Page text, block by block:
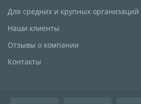
Для средних и крупных организаций
Наши клиенты
Отзывы о компании
Контакты